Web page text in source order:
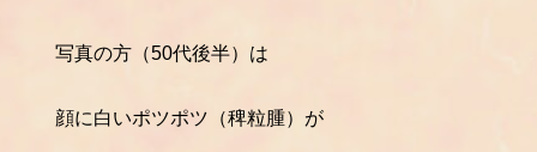
写真の方（50代後半）は
顔に白いポツポツ（稗粒腫）が